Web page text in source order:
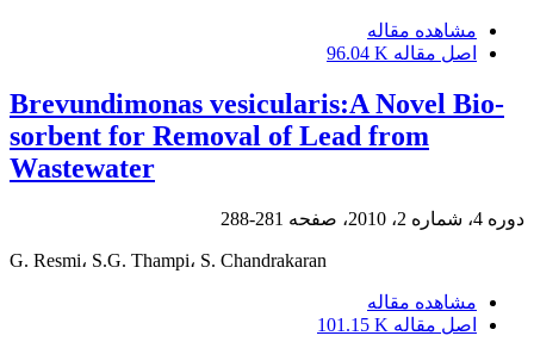
مشاهده مقاله
اصل مقاله 96.04 K
Brevundimonas vesicularis:A Novel Bio-
sorbent for Removal of Lead from
Wastewater
دوره 4، شماره 2، 2010، صفحه 281-288
G. Resmi، S.G. Thampi، S. Chandrakaran
مشاهده مقاله
اصل مقاله 101.15 K